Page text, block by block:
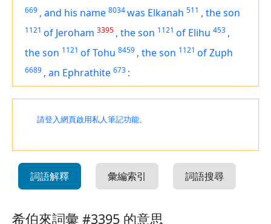
669 , and his name 8034was Elkanah 511 , the son
1121 of Jeroham 3395 , the son 1121 of Elihu 453 ,
the son 1121 of Tohu 8459 , the son 1121 of Zuph
6689 , an Ephrathite 673 :
請登入網頁啟用私人筆記功能。
詞語解釋 彙編索引 詞語搜尋
希伯來詞彙 #3395 的意思